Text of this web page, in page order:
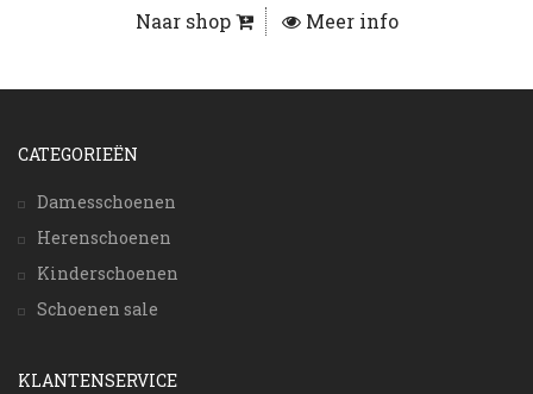
Naar shop Meer info
CATEGORIEËN
Damesschoenen
Herenschoenen
Kinderschoenen
Schoenen sale
KLANTENSERVICE